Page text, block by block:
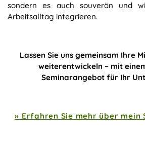
sondern es auch souverän und
Arbeitsalltag integrieren.
Lassen Sie uns gemeinsam Ihre
weiterentwickeln – mit
Seminarangebot für Ihr
» Erfahren Sie mehr über mein